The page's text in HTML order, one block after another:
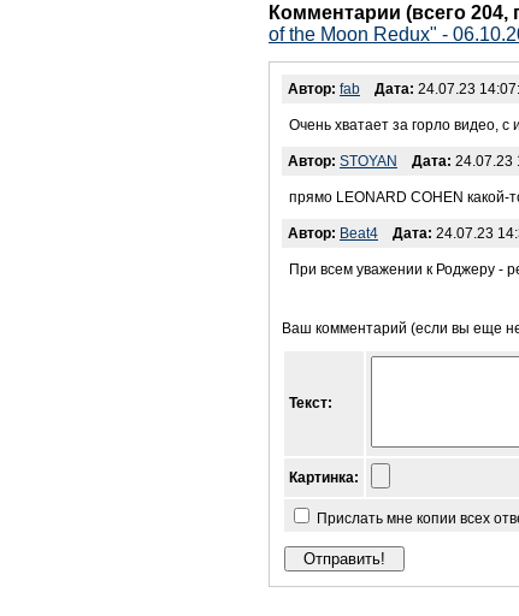
Комментарии (всего
of the Moon Redux" -
Автор: fab Дата: 24.07.23
Очень хватает за горло видео,
Автор: STOYAN Дата: 24.07.23
прямо LEONARD COHEN какой-
Автор: Beat4 Дата: 24.07.23
При всем уважении к Роджеру -
Ваш комментарий (если вы еще
Текст:
Картинка:
Прислать мне копии всех